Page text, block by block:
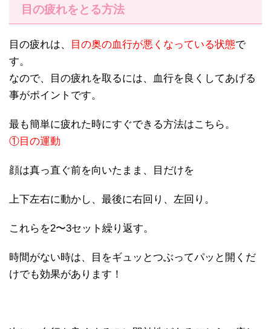
目の疲れをとる方法
目の疲れは、 目の奥の血行が悪くなっている状態で
す。
なので、目の疲れを取るには、血行を良くしてあげる
事がポイントです。
最も簡単に疲れた時にすぐできる方法はこちら。
①目の運動
顔は真っ直ぐ前を向いたまま、目だけを
上下左右に動かし、最後に右回り、左回り。
これらを2〜3セット繰り返す。
時間がない時は、目をギュッとつぶってパッと開くだ
けでも効果があります！